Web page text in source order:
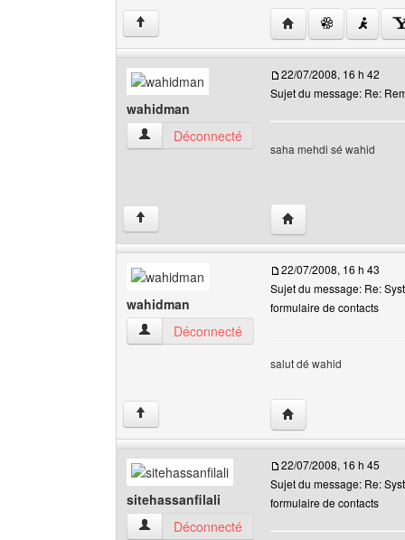
↑ Visiter le site web
wahidman
wahidman Voir le profil de l'utilisateur
Déconnecté
22/07/2008, 16 h 42
Sujet du message: Re:
saha mehdi sé wahid
↑ Visiter le site web
wahidman
wahidman Voir le profil de l'utilisateur
Déconnecté
22/07/2008, 16 h 43
Sujet du message: Re:
formulaire de contacts
salut dé wahid
↑ Visiter le site web
sitehassanfilali
sitehassanfilali Voir le profil de l'utilisateur
Déconnecté
22/07/2008, 16 h 45
Sujet du message: Re:
formulaire de contacts